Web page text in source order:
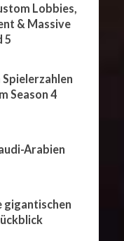
Lobbies,
& Massive
5
Season 4
Arabien
gigantischen